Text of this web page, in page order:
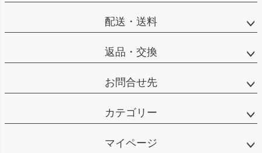
配送・送料
返品・交換
お問合せ先
カテゴリー
マイページ